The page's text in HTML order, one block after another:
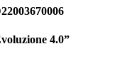
4.0”